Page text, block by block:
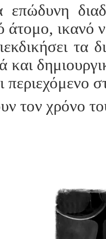
επώδυνη
άτομο, ικανό
τα
και
περιεχόμενο
τον χρόνο